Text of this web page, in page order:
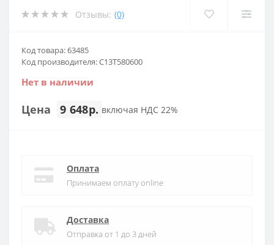
Отзывы: (0)
Код товара: 63485
Код производителя: C13T580600
Нет в наличии
Цена 9 648р. включая НДС 22%
Оплата
Принимаем оплату online
Доставка
Отправка от 1 до 3 дней